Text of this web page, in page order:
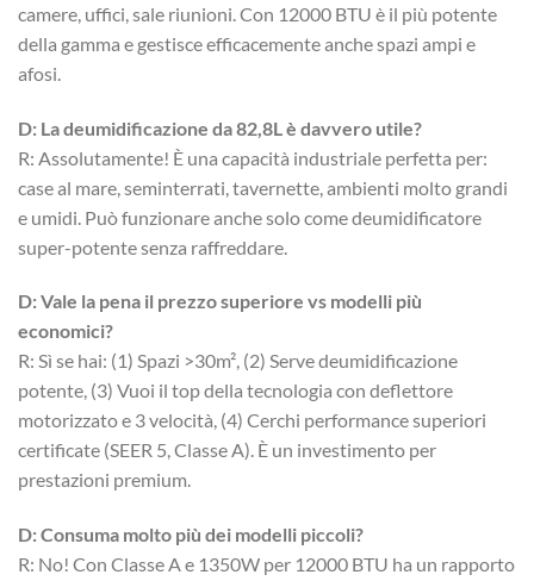
camere, uffici, sale riunioni. Con 12000 BTU è il più potente
della gamma e gestisce efficacemente anche spazi ampi e
afosi.
D: La deumidificazione da 82,8L è davvero utile?
R: Assolutamente! È una capacità industriale perfetta per:
case al mare, seminterrati, tavernette, ambienti molto grandi
e umidi. Può funzionare anche solo come deumidificatore
super-potente senza raffreddare.
D: Vale la pena il prezzo superiore vs modelli più
economici?
R: Sì se hai: (1) Spazi >30m², (2) Serve deumidificazione
potente, (3) Vuoi il top della tecnologia con deflettore
motorizzato e 3 velocità, (4) Cerchi performance superiori
certificate (SEER 5, Classe A). È un investimento per
prestazioni premium.
D: Consuma molto più dei modelli piccoli?
R: No! Con Classe A e 1350W per 12000 BTU ha un rapporto